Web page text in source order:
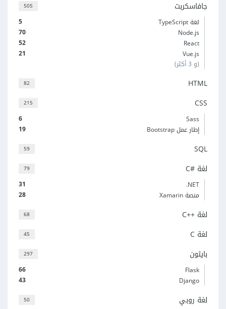
505 جافاسكربت
5
لغة TypeScript
70
Node.js
52
React
21
Vue.js
(و 3 أكثر)
82 HTML
215 CSS
6
Sass
19
إطار عمل Bootstrap
59 SQL
79 لغة C#‎
31
‎.NET
28
منصة Xamarin
68 لغة C++‎
45 لغة C
297 بايثون
66
Flask
43
Django
50 لغة روبي